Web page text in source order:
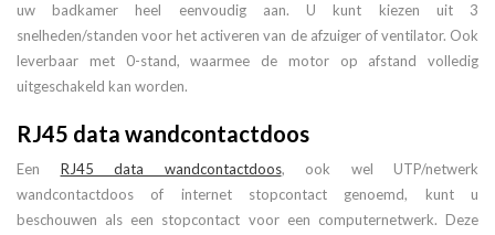
uw badkamer heel eenvoudig aan. U kunt kiezen uit 3
snelheden/standen voor het activeren van de afzuiger of ventilator. Ook
leverbaar met 0-stand, waarmee de motor op afstand volledig
uitgeschakeld kan worden.
RJ45 data wandcontactdoos
Een RJ45 data wandcontactdoos, ook wel UTP/netwerk
wandcontactdoos of internet stopcontact genoemd, kunt u
beschouwen als een stopcontact voor een computernetwerk. Deze